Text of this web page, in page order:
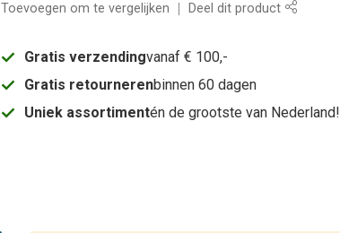
Toevoegen om te vergelijken Deel dit product
Gratis verzendingvanaf € 100,-
Gratis retournerenbinnen 60 dagen
Uniek assortimentén de grootste van Nederland!